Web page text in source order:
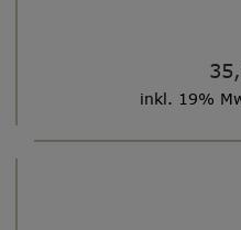
inkl. 19%